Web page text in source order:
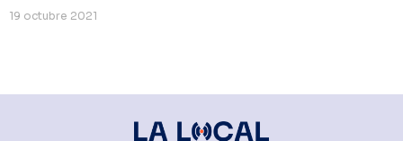
19 octubre 2021